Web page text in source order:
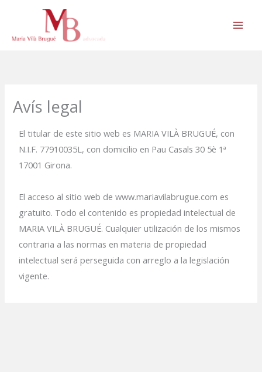
contingut
Avís legal
El titular de este sitio web es MARIA VILÀ BRUGUÉ, con
N.I.F. 77910035L, con domicilio en Pau Casals 30 5è 1ª
17001 Girona.
El acceso al sitio web de www.mariavilabrugue.com es
gratuito. Todo el contenido es propiedad intelectual de
MARIA VILÀ BRUGUÉ. Cualquier utilización de los mismos
contraria a las normas en materia de propiedad
intelectual será perseguida con arreglo a la legislación
vigente.